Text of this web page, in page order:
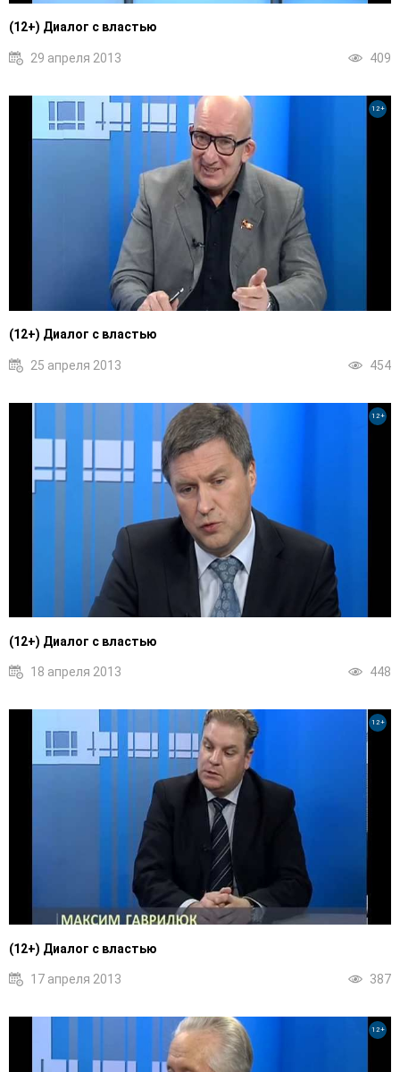
(12+) Диалог с властью
29 апреля 2013 409
(12+) Диалог с властью
25 апреля 2013 454
12+
(12+) Диалог с властью
18 апреля 2013 448
12+
(12+) Диалог с властью
17 апреля 2013 387
12+
12+